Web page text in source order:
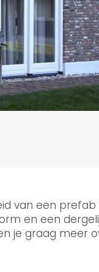
van een prefab
en een
je graag meer